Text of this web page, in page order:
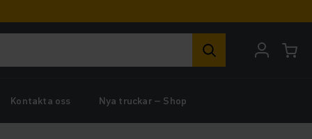
Kontakta oss Nya truckar – Shop